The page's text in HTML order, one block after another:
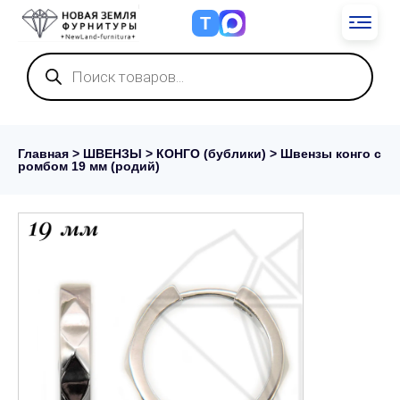
Т
Поиск
товаров
Главная > ШВЕНЗЫ > КОНГО (бублики) > Швензы конго с
ромбом 19 мм (родий)